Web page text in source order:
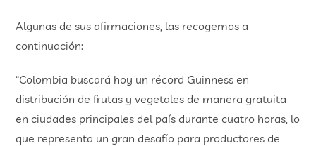
Algunas de sus afirmaciones, las recogemos a
continuación:
“Colombia buscará hoy un récord Guinness en
distribución de frutas y vegetales de manera gratuita
en ciudades principales del país durante cuatro horas, lo
que representa un gran desafío para productores de